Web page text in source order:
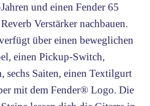
und einen Fender 65
Verstärker nachbauen.
über einen beweglichen
einen Pickup-Switch,
sechs Saiten, einen Textilgurt
mit dem Fender® Logo. Die